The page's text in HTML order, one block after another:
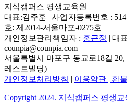
지식캠퍼스 평생교육원
대표:김주훈 | 사업자등록번호 :
호: 제2014-서울마포-0275호
개인정보관리책임자 : 홍근정 | 대
counpia@counpia.com
서울특별시 마포구 동교로18길
레스트빌딩)
개인정보처리방침 | 이용약관 | 환
Copyright 2024. 지식캠퍼스 평생